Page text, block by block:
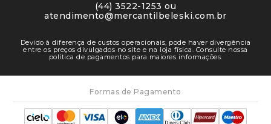
(44) 3522-1253 ou
atendimento@mercantilbeleski.com.br
Devido à diferença de custos operacionais, pode haver divergência
entre os preços divulgados no site e na loja física. Consulte nossa
política de pagamentos para maiores informações.
Formas de Pagamento